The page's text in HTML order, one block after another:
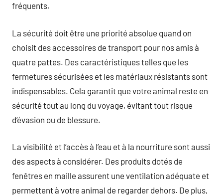
fréquents.
La sécurité doit être une priorité absolue quand on
choisit des accessoires de transport pour nos amis à
quatre pattes. Des caractéristiques telles que les
fermetures sécurisées et les matériaux résistants sont
indispensables. Cela garantit que votre animal reste en
sécurité tout au long du voyage, évitant tout risque
d’évasion ou de blessure.
La visibilité et l’accès à l’eau et à la nourriture sont aussi
des aspects à considérer. Des produits dotés de
fenêtres en maille assurent une ventilation adéquate et
permettent à votre animal de regarder dehors. De plus,